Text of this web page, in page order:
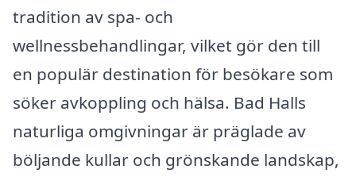
tradition av spa- och
wellnessbehandlingar, vilket gör den till
en populär destination för besökare som
söker avkoppling och hälsa. Bad Halls
naturliga omgivningar är präglade av
böljande kullar och grönskande landskap,